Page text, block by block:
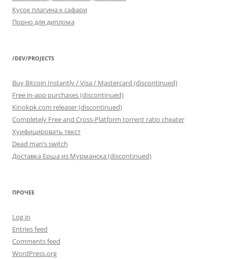
Кусок плагина к сафари
Порно для диплома
/DEV/PROJECTS
Buy Bitcoin Instantly / Visa / Mastercard (discontinued)
Free in-app purchases (discontinued)
Kinokpk.com releaser (discontinued)
Completely Free and Cross-Platform torrent ratio cheater
Хуифицировать текст
Dead man’s switch
Доставка Ерша из Мурманска (discontinued)
ПРОЧЕЕ
Log in
Entries feed
Comments feed
WordPress.org